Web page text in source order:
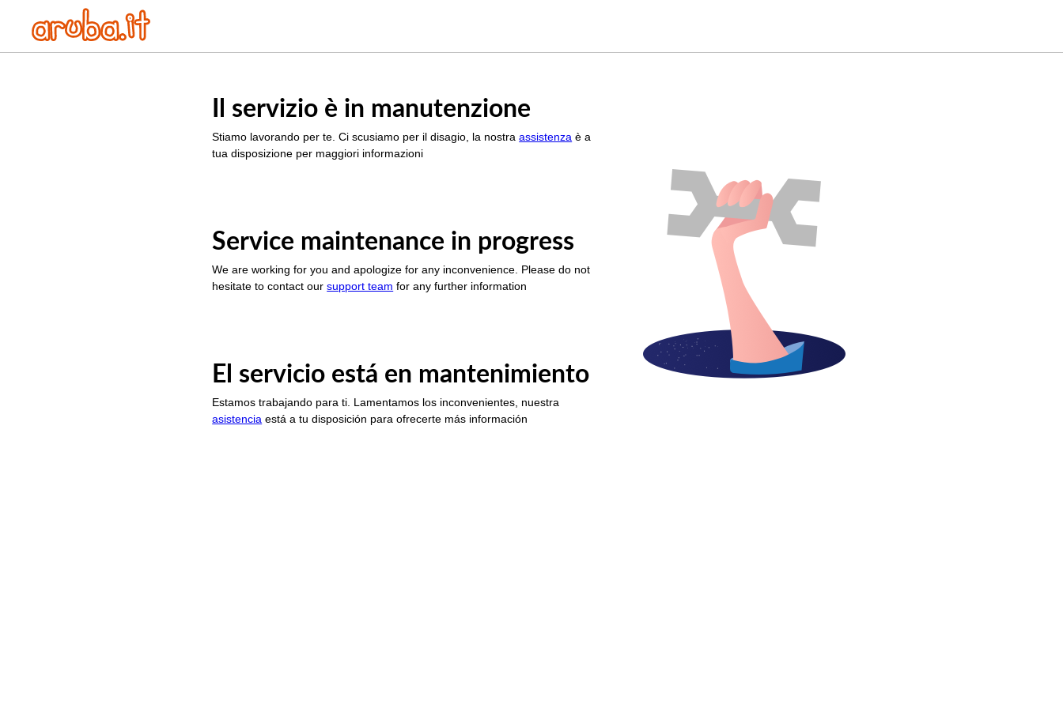
Il servizio è in manutenzione
Stiamo lavorando per te. Ci scusiamo per il disagio, la nostraassistenza è a
tua disposizione per maggiori informazioni
Service maintenance in progress
We are working for you and apologize for any inconvenience. Please do not
hesitate to contact oursupport team for any further information
El servicio está en mantenimiento
Estamos trabajando para ti. Lamentamos los inconvenientes, nuestra
asistencia está a tu disposición para ofrecerte más información